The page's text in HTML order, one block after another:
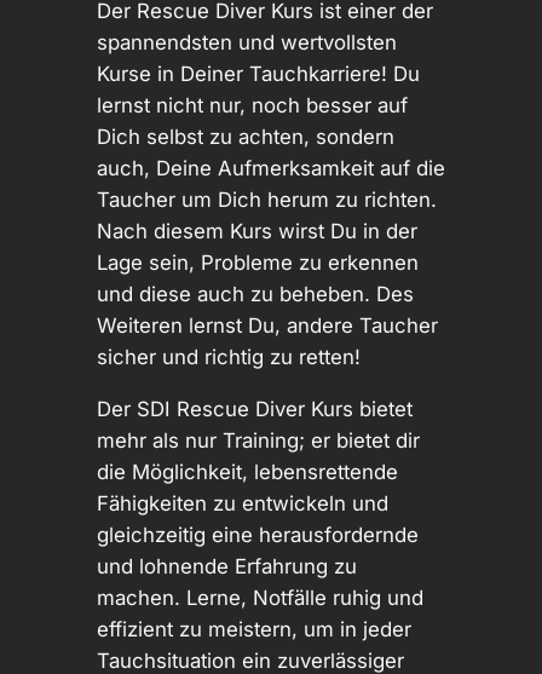
Der Rescue Diver Kurs ist einer der
spannendsten und wertvollsten
Kurse in Deiner Tauchkarriere! Du
lernst nicht nur, noch besser auf
Dich selbst zu achten, sondern
auch, Deine Aufmerksamkeit auf die
Taucher um Dich herum zu richten.
Nach diesem Kurs wirst Du in der
Lage sein, Probleme zu erkennen
und diese auch zu beheben. Des
Weiteren lernst Du, andere Taucher
sicher und richtig zu retten!
Der SDI Rescue Diver Kurs bietet
mehr als nur Training; er bietet dir
die Möglichkeit, lebensrettende
Fähigkeiten zu entwickeln und
gleichzeitig eine herausfordernde
und lohnende Erfahrung zu
machen. Lerne, Notfälle ruhig und
effizient zu meistern, um in jeder
Tauchsituation ein zuverlässiger